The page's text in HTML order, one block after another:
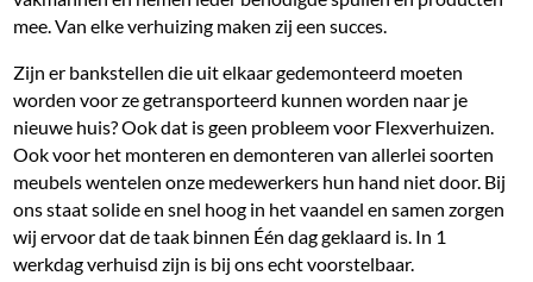
mee. Van elke verhuizing maken zij een succes.
Zijn er bankstellen die uit elkaar gedemonteerd moeten
worden voor ze getransporteerd kunnen worden naar je
nieuwe huis? Ook dat is geen probleem voor Flexverhuizen.
Ook voor het monteren en demonteren van allerlei soorten
meubels wentelen onze medewerkers hun hand niet door. Bij
ons staat solide en snel hoog in het vaandel en samen zorgen
wij ervoor dat de taak binnen Één dag geklaard is. In 1
werkdag verhuisd zijn is bij ons echt voorstelbaar.